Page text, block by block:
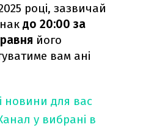
році, зазвичай
до 20:00 за
його
вам ані
новини для вас
у вибрані в